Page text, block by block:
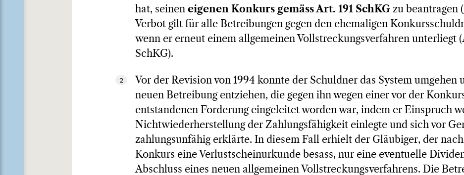
hat, seinen eigenen Konkurs gemäss Art. 191 SchKG zu beantragen (
Verbot gilt für alle Betreibungen gegen den ehemaligen
wenn er erneut einem allgemeinen Vollstreckungsverfahren unterliegt
SchKG).
2
Vor der Revision von 1994 konnte der Schuldner das System umgehen
neuen Betreibung entziehen, die gegen ihn wegen einer vor der
entstandenen Forderung eingeleitet worden war, indem er Einspruch
Nichtwiederherstellung der Zahlungsfähigkeit einlegte und sich vor
zahlungsunfähig erklärte. In diesem Fall erhielt der Gläubiger, der
Konkurs eine Verlustscheinurkunde besass, nur eine eventuelle
Abschluss eines neuen allgemeinen Vollstreckungsverfahrens. Die